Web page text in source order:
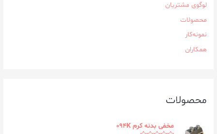
لوگوی مشتریان
محصولات
نمونه‌کار
همکاران
محصولات
مخفی بدنه کرم ۰۹۴K